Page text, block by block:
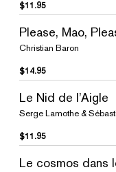
$11.95
Please, Mao,
Christian Baron
$14.95
Le Nid de l’Aigle
Serge Lamothe &
$11.95
Le cosmos dans